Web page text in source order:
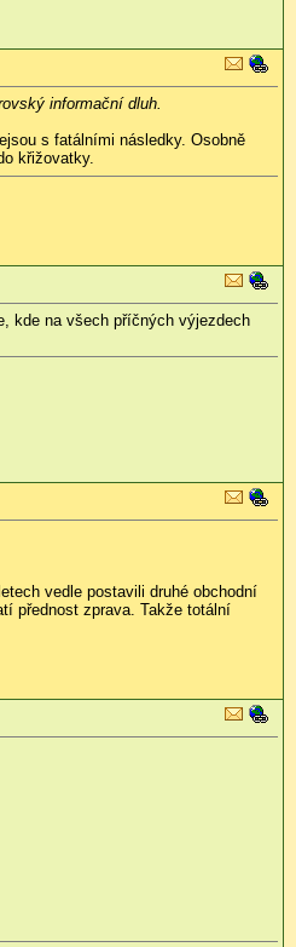
informační dluh.
s fatálními následky. Osobně
křižovatky.
kde na všech příčných výjezdech
vedle postavili druhé obchodní
přednost zprava. Takže totální